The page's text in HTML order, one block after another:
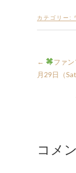
カテゴリー:
← ファ
月29日（Sat
コメ